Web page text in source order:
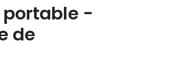
portable -
de